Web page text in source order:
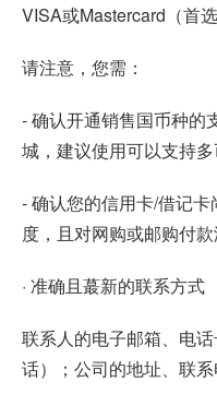
VISA或Mastercard（首选
请注意，您需：
- 确认开通销售国币种的
城，建议使用可以支持
- 确认您的信用卡/借记
度，且对网购或邮购付款
· 准确且蕞新的联系方式
联系人的电子邮箱、电
话）；公司的地址、联